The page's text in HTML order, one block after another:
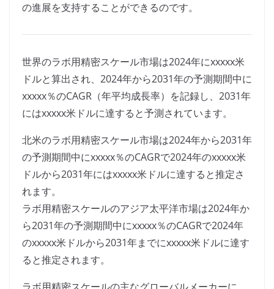
の進展を支持することができるのです。
世界のラボ用精密スケール市場は2024年にxxxxx米
ドルと算出され、2024年から2031年の予測期間中に
xxxxx％のCAGR（年平均成長率）を記録し、2031年
にはxxxxx米ドルに達すると予測されています。
北米のラボ用精密スケール市場は2024年から2031年
の予測期間中にxxxxx％のCAGRで2024年のxxxxx米
ドルから2031年にはxxxxx米ドルに達すると推定さ
れます。
ラボ用精密スケールのアジア太平洋市場は2024年か
ら2031年の予測期間中にxxxxx％のCAGRで2024年
のxxxxx米ドルから2031年までにxxxxx米ドルに達す
ると推定されます。